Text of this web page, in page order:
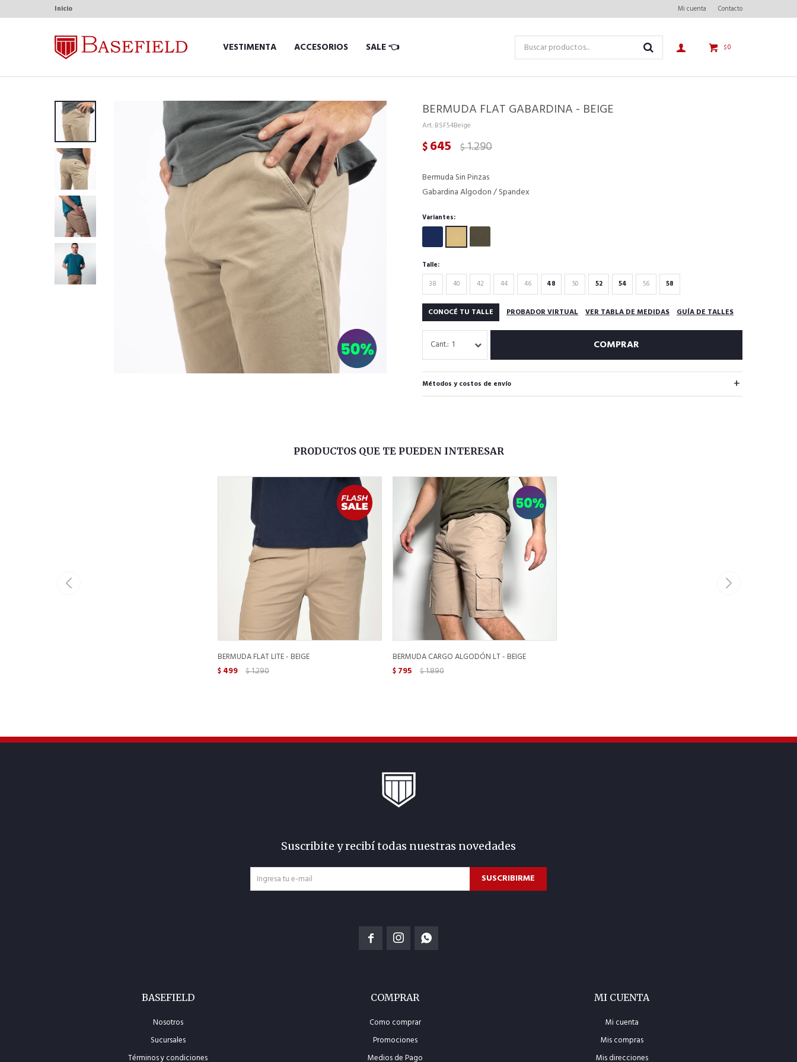
VESTIMENTA ACCESORIOS SALE 👈 $0
Inicio Mi cuenta Contacto
BERMUDA FLAT GABARDINA - BEIGE
BSF54Beige
$645 $1.290
Bermuda Sin Pinzas
Gabardina Algodon / Spandex
Variantes:
Talle:
38
40 42 44 46 48 50 52 54 56 58
CONOCÉ TU TALLE PROBADOR VIRTUAL VER TABLA DE MEDIDAS GUÍA DE TALLES
1 COMPRAR
Métodos y costos de envío
PRODUCTOS QUE TE PUEDEN INTERESAR
BERMUDA FLAT LITE - BEIGE
$ 499 $1.290
BERMUDA CARGO ALGODÓN LT - BEIGE
$ 795 $1.890
BASEFIELD
Nosotros
Sucursales
Términos y condiciones
COMPRAR
Como comprar
Promociones
Medios de Pago
MI CUENTA
Mi cuenta
Mis compras
Mis direcciones
Suscribite y recibí todas nuestras novedades
SUSCRIBIRME
  